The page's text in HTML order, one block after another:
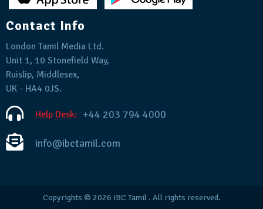
Contact Info
London Tamil Media Ltd.
Unit 1, 10 Stonefield Way,
Ruislip, Middlesex,
UK - HA4 0JS.
Help Desk: +44 203 794 4000
info@ibctamil.com
Copyrights © 2026 IBC Tamil. All rights reserved.